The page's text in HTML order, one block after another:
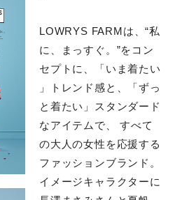
LOWRYS FARMは、“私
に、まっすぐ。”をコン
セプトに、「いま着たい
」トレンド感と、「ずっ
と着たい」スタンダード
なアイテムで、 すべて
の大人の女性を応援する
ファッションブランド。
イメージキャラクターに